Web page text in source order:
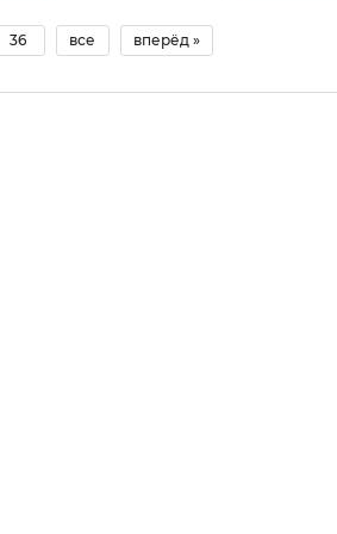
36 все вперёд »